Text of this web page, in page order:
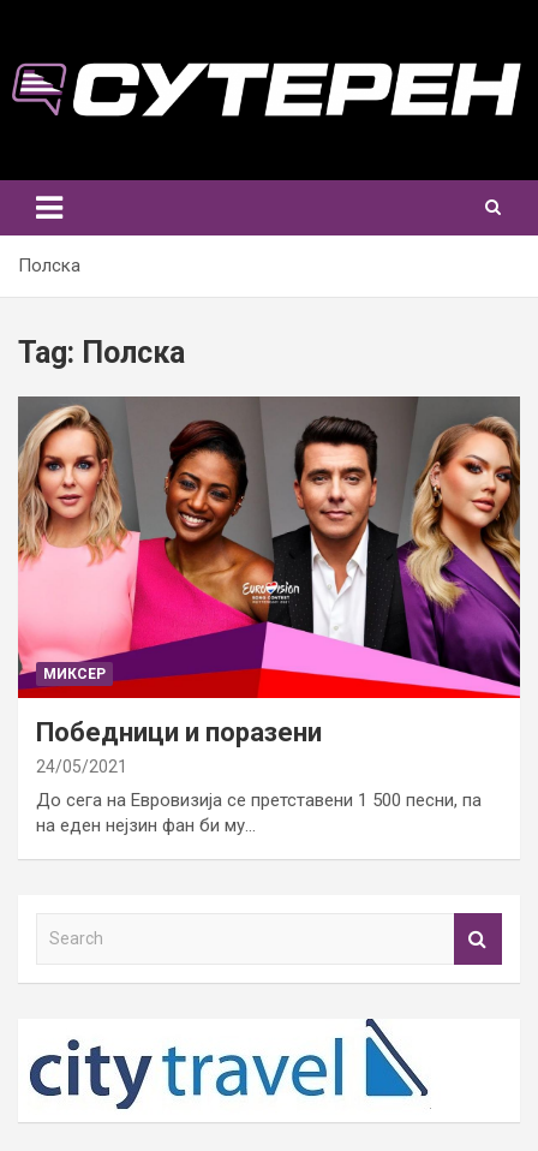
content
Полска
Tag: Полска
МИКСЕР
Победници и поразени
24/05/2021
До сега на Евровизија се претставени 1 500 песни, па
на еден нејзин фан би му…
h